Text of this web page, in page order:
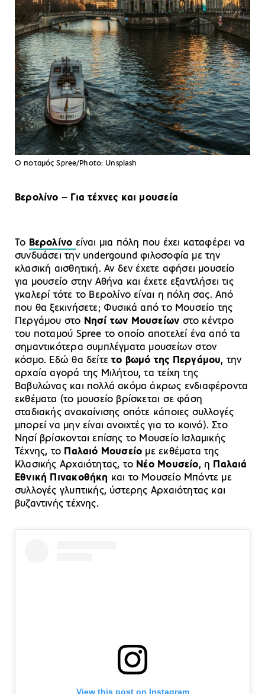
O ποταμός Spree/Photo: Unsplash
Βερολίνο – Για τέχνες και μουσεία
Το Βερολίνο είναι μια πόλη που έχει καταφέρει να
συνδυάσει την undergound φιλοσοφία με την
κλασική αισθητική. Αν δεν έχετε αφήσει μουσείο
για μουσείο στην Αθήνα και έχετε εξαντλήσει τις
γκαλερί τότε το Βερολίνο είναι η πόλη σας. Από
που θα ξεκινήσετε; Φυσικά από το Μουσείο της
Περγάμου στο Νησί των Μουσείων στο κέντρο
του ποταμού Spree το οποίο αποτελεί ένα από τα
σημαντικότερα συμπλέγματα μουσείων στον
κόσμο. Εδώ θα δείτετο βωμό της Περγάμου, την
αρχαία αγορά της Μιλήτου, τα τείχη της
Βαβυλώνας και πολλά ακόμα άκρως ενδιαφέροντα
εκθέματα (το μουσείο βρίσκεται σε φάση
σταδιακής ανακαίνισης οπότε κάποιες συλλογές
μπορεί να μην είναι ανοιχτές για το κοινό). Στο
Νησί βρίσκονται επίσης το Μουσείο Ισλαμικής
Τέχνης, το Παλαιό Μουσείο με εκθέματα της
Κλασικής Αρχαιότητας, το Νέο Μουσείο, η Παλαιά
Εθνική Πινακοθήκη και το Μουσείο Μπόντε με
συλλογές γλυπτικής, ύστερης Αρχαιότητας και
βυζαντινής τέχνης.
View this post on Instagram